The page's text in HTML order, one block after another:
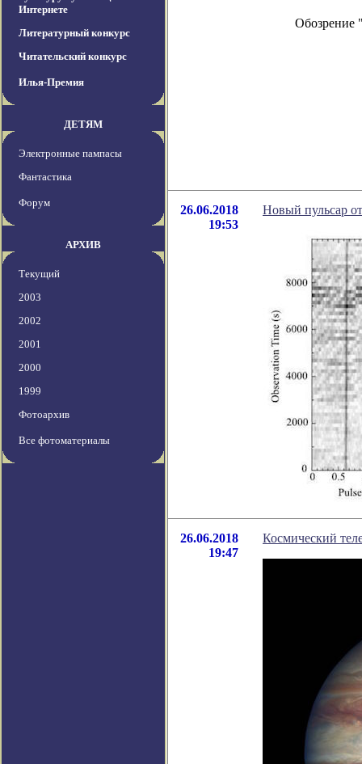
Интернете
Литературный конкурс
Читательский конкурс
Илья-Премия
ДЕТЯМ
Электронные пампасы
Фантастика
Форум
АРХИВ
Текущий
2003
2002
2001
2000
1999
Фотоархив
Все фотоматериалы
Обозрение
26.06.2018
19:53
Новый пульсар
26.06.2018
19:47
Космический